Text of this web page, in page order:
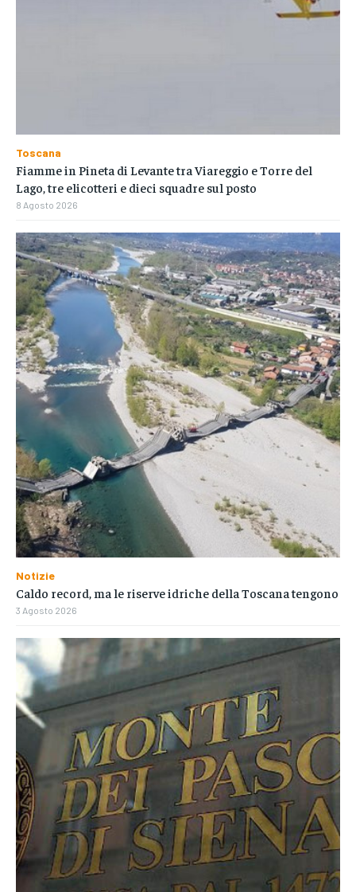
Toscana
Fiamme in Pineta di Levante tra Viareggio e Torre del
Lago, tre elicotteri e dieci squadre sul posto
8 Agosto 2026
Notizie
Caldo record, ma le riserve idriche della Toscana tengono
3 Agosto 2026